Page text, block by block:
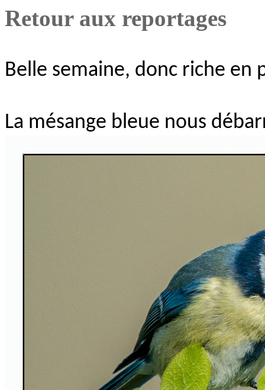
Retour aux reportages
Belle semaine, donc riche en
La mésange bleue nous